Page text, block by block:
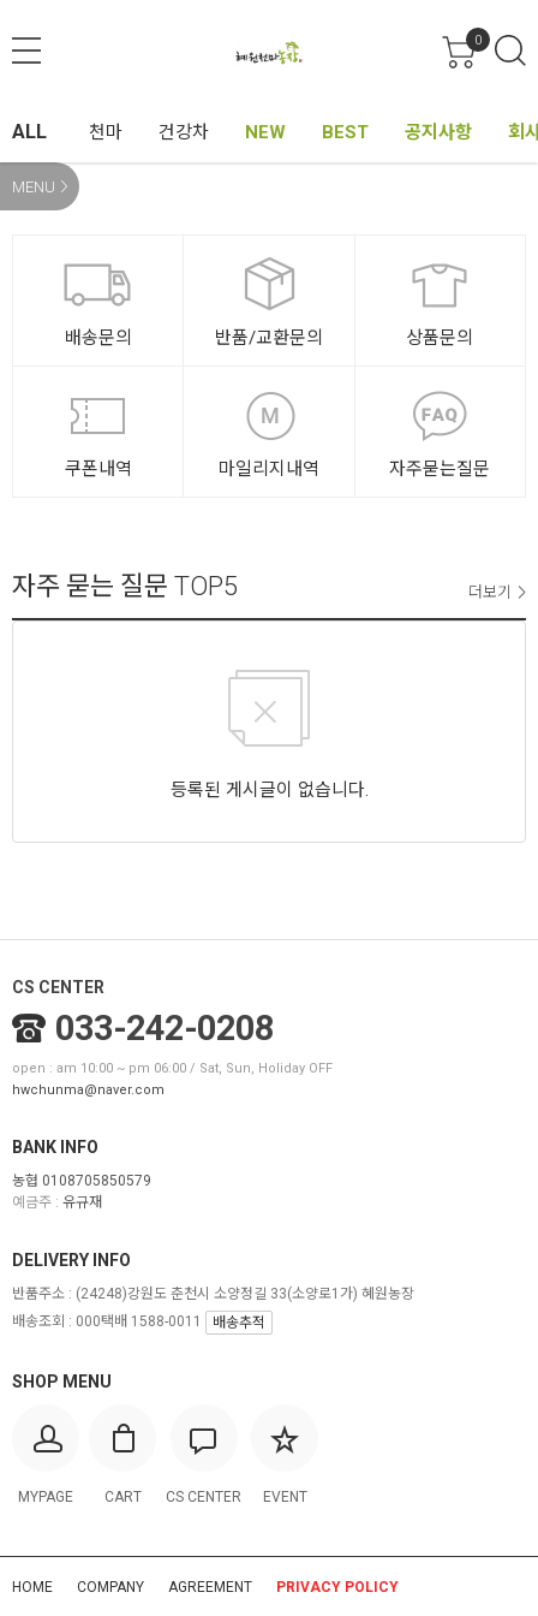
0
ALL 천마 건강차 NEW BEST 공지사항 회
MENU
배송문의 반품/교환문의 상품문의
쿠폰내역 마일리지내역 자주묻는질문
자주 묻는 질문 TOP5 더보기
등록된 게시글이 없습니다.
CS CENTER
033-242-0208
open : am 10:00 ~ pm 06:00 / Sat, Sun, Holiday OFF
hwchunma@naver.com
BANK INFO
농협 0108705850579
예금주 : 유규재
SHOP MENU
MYPAGE CART CS CENTER EVENT
DELIVERY INFO
반품주소 : (24248)강원도 춘천시 소양정길 33(소양로1가) 혜원농장
배송조회 : 000택배 1588-0011
배송추적
HOME COMPANY AGREEMENT PRIVACY POLICY